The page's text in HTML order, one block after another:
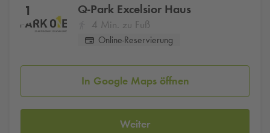
1 Q-Park Excelsior Haus
4 Min. zu Fuß
Online-Reservierung
In Google Maps öffnen
Weiter